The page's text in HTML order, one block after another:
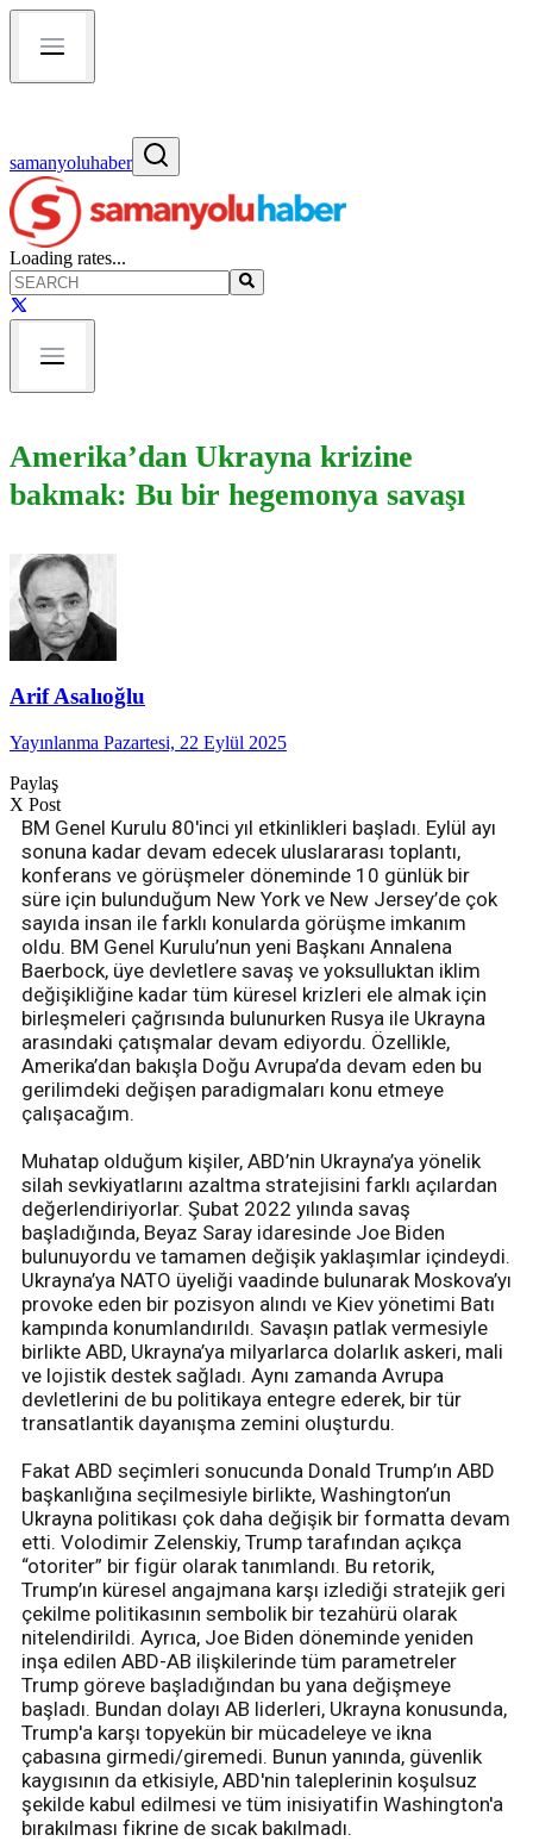
samanyoluhaber
Loading rates...
Amerika’dan Ukrayna krizine
bakmak: Bu bir hegemonya savaşı
Arif Asalıoğlu
Yayınlanma Pazartesi, 22 Eylül 2025
Paylaş
X Post
BM Genel Kurulu 80'inci yıl etkinlikleri başladı. Eylül ayı
sonuna kadar devam edecek uluslararası toplantı,
konferans ve görüşmeler döneminde 10 günlük bir
süre için bulunduğum New York ve New Jersey’de çok
sayıda insan ile farklı konularda görüşme imkanım
oldu. BM Genel Kurulu’nun yeni Başkanı Annalena
Baerbock, üye devletlere savaş ve yoksulluktan iklim
değişikliğine kadar tüm küresel krizleri ele almak için
birleşmeleri çağrısında bulunurken Rusya ile Ukrayna
arasındaki çatışmalar devam ediyordu. Özellikle,
Amerika’dan bakışla Doğu Avrupa’da devam eden bu
gerilimdeki değişen paradigmaları konu etmeye
çalışacağım.
Muhatap olduğum kişiler, ABD’nin Ukrayna’ya yönelik
silah sevkiyatlarını azaltma stratejisini farklı açılardan
değerlendiriyorlar. Şubat 2022 yılında savaş
başladığında, Beyaz Saray idaresinde Joe Biden
bulunuyordu ve tamamen değişik yaklaşımlar içindeydi.
Ukrayna’ya NATO üyeliği vaadinde bulunarak Moskova’yı
provoke eden bir pozisyon alındı ve Kiev yönetimi Batı
kampında konumlandırıldı. Savaşın patlak vermesiyle
birlikte ABD, Ukrayna’ya milyarlarca dolarlık askeri, mali
ve lojistik destek sağladı. Aynı zamanda Avrupa
devletlerini de bu politikaya entegre ederek, bir tür
transatlantik dayanışma zemini oluşturdu.
Fakat ABD seçimleri sonucunda Donald Trump’ın ABD
başkanlığına seçilmesiyle birlikte, Washington’un
Ukrayna politikası çok daha değişik bir formatta devam
etti. Volodimir Zelenskiy, Trump tarafından açıkça
“otoriter” bir figür olarak tanımlandı. Bu retorik,
Trump’ın küresel angajmana karşı izlediği stratejik geri
çekilme politikasının sembolik bir tezahürü olarak
nitelendirildi. Ayrıca, Joe Biden döneminde yeniden
inşa edilen ABD-AB ilişkilerinde tüm parametreler
Trump göreve başladığından bu yana değişmeye
başladı. Bundan dolayı AB liderleri, Ukrayna konusunda,
Trump'a karşı topyekün bir mücadeleye ve ikna
çabasına girmedi/giremedi. Bunun yanında, güvenlik
kaygısının da etkisiyle, ABD'nin taleplerinin koşulsuz
şekilde kabul edilmesi ve tüm inisiyatifin Washington'a
bırakılması fikrine de sıcak bakılmadı.